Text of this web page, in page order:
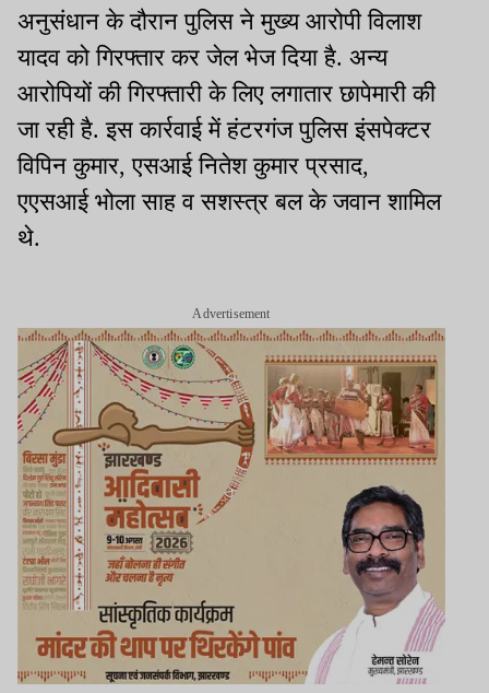
अनुसंधान के दौरान पुलिस ने मुख्य आरोपी विलाश
यादव को गिरफ्तार कर जेल भेज दिया है. अन्य
आरोपियों की गिरफ्तारी के लिए लगातार छापेमारी की
जा रही है. इस कार्रवाई में हंटरगंज पुलिस इंसपेक्टर
विपिन कुमार, एसआई नितेश कुमार प्रसाद,
एएसआई भोला साह व सशस्त्र बल के जवान शामिल
थे.
Advertisement